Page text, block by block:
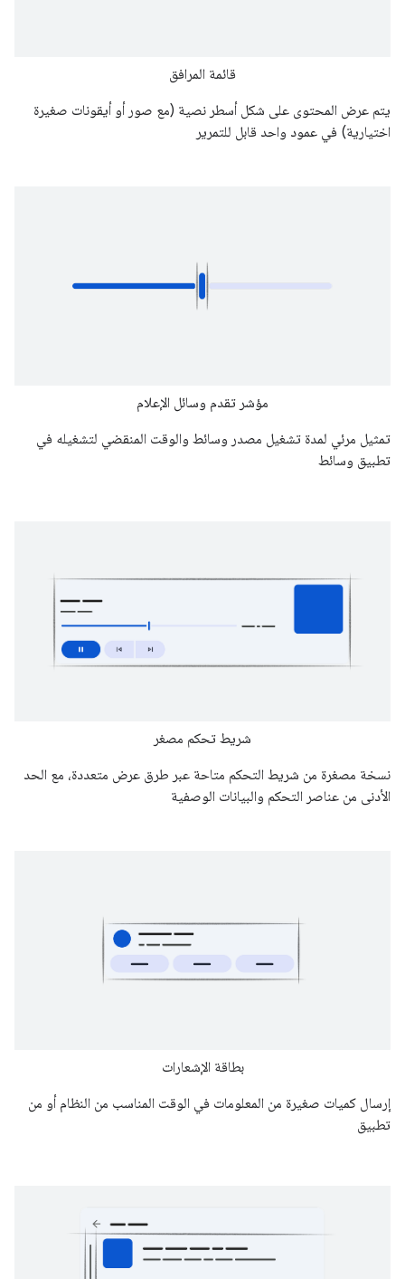
قائمة المرافق
يتم عرض المحتوى على شكل أسطر نصية (مع صور أو أيقونات صغيرة
اختيارية) في عمود واحد قابل للتمرير
مؤشر تقدم وسائل الإعلام
تمثيل مرئي لمدة تشغيل مصدر وسائط والوقت المنقضي لتشغيله في
تطبيق وسائط
شريط تحكم مصغر
نسخة مصغرة من شريط التحكم متاحة عبر طرق عرض متعددة، مع الحد
الأدنى من عناصر التحكم والبيانات الوصفية
بطاقة الإشعارات
إرسال كميات صغيرة من المعلومات في الوقت المناسب من النظام أو من
تطبيق